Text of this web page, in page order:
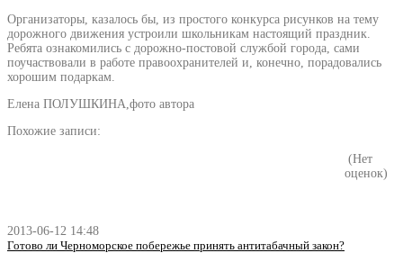
Организаторы, казалось бы, из простого конкурса рисунков на тему
дорожного движения устроили школьникам настоящий праздник.
Ребята ознакомились с дорожно-постовой службой города, сами
поучаствовали в работе правоохранителей и, конечно, порадовались
хорошим подаркам.
Елена ПОЛУШКИНА,фото автора
Похожие записи:
2013-06-12 14:48
Готово ли Черноморское побережье принять антитабачный закон?
(Нет
оценок)